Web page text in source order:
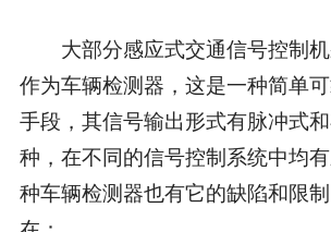
大部分感应式交通信号控制机
作为车辆检测器，这是一种简单
手段，其信号输出形式有脉冲式
种，在不同的信号控制系统中均
种车辆检测器也有它的缺陷和限